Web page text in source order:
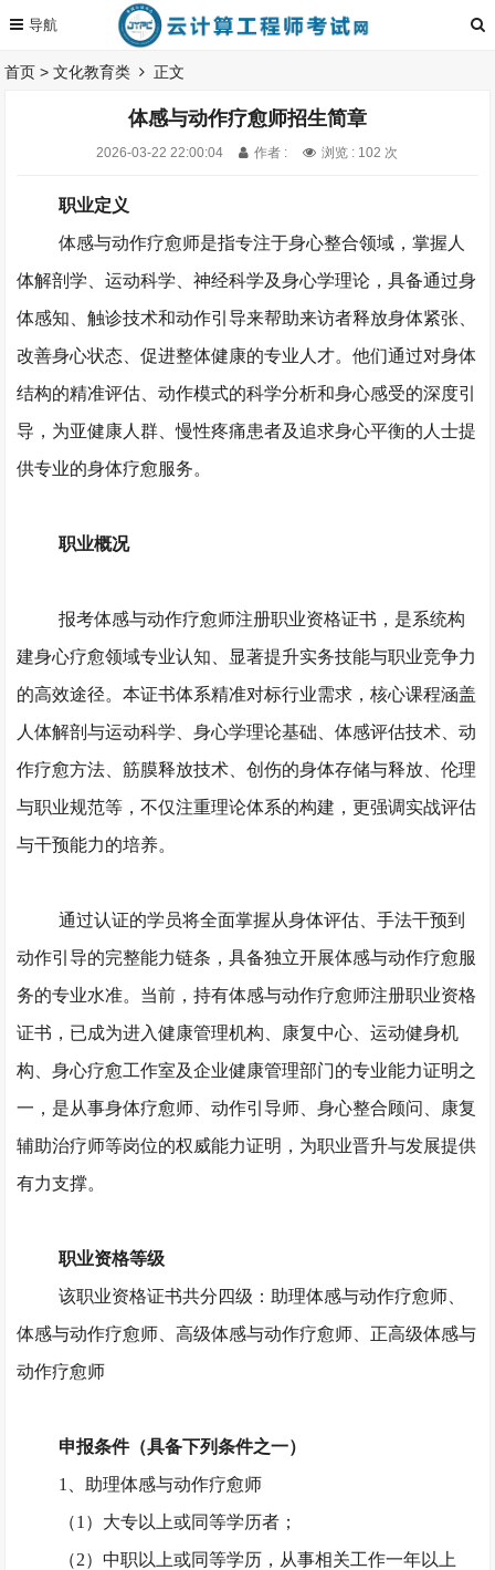
首页 >文化教育类 正文
体感与动作疗愈师招生简章
2026-03-22 22:00:04 作者 : 浏览 : 102 次
职业定义
体感与动作疗愈师是指专注于身心整合领域，掌握人
体解剖学、运动科学、神经科学及身心学理论，具备通过身
体感知、触诊技术和动作引导来帮助来访者释放身体紧张、
改善身心状态、促进整体健康的专业人才。他们通过对身体
结构的精准评估、动作模式的科学分析和身心感受的深度引
导，为亚健康人群、慢性疼痛患者及追求身心平衡的人士提
供专业的身体疗愈服务。
职业概况
报考体感与动作疗愈师注册职业资格证书，是系统构
建身心疗愈领域专业认知、显著提升实务技能与职业竞争力
的高效途径。本证书体系精准对标行业需求，核心课程涵盖
人体解剖与运动科学、身心学理论基础、体感评估技术、动
作疗愈方法、筋膜释放技术、创伤的身体存储与释放、伦理
与职业规范等，不仅注重理论体系的构建，更强调实战评估
与干预能力的培养。
通过认证的学员将全面掌握从身体评估、手法干预到
动作引导的完整能力链条，具备独立开展体感与动作疗愈服
务的专业水准。当前，持有体感与动作疗愈师注册职业资格
证书，已成为进入健康管理机构、康复中心、运动健身机
构、身心疗愈工作室及企业健康管理部门的专业能力证明之
一，是从事身体疗愈师、动作引导师、身心整合顾问、康复
辅助治疗师等岗位的权威能力证明，为职业晋升与发展提供
有力支撑。
职业资格等级
该职业资格证书共分四级：助理体感与动作疗愈师、
体感与动作疗愈师、高级体感与动作疗愈师、正高级体感与
动作疗愈师
申报条件（具备下列条件之一）
1、助理体感与动作疗愈师
（1）大专以上或同等学历者；
（2）中职以上或同等学历，从事相关工作一年以上